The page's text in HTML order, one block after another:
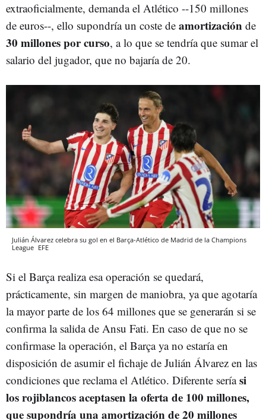
extraoficialmente, demanda el Atlético --150 millones
de euros--, ello supondría un coste de amortización de
30 millones por curso, a lo que se tendría que sumar el
salario del jugador, que no bajaría de 20.
Julián Álvarez celebra su gol en el Barça-Atlético de Madrid de la Champions
League EFE
Si el Barça realiza esa operación se quedará,
prácticamente, sin margen de maniobra, ya que agotaría
la mayor parte de los 64 millones que se generarán si se
confirma la salida de Ansu Fati. En caso de que no se
confirmase la operación, el Barça ya no estaría en
disposición de asumir el fichaje de Julián Álvarez en las
condiciones que reclama el Atlético. Diferente seríasi
los rojiblancos aceptasen la oferta de 100 millones,
que supondría una amortización de 20 millones